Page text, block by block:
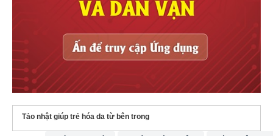
Tảo nhật giúp trẻ hóa da từ bên trong